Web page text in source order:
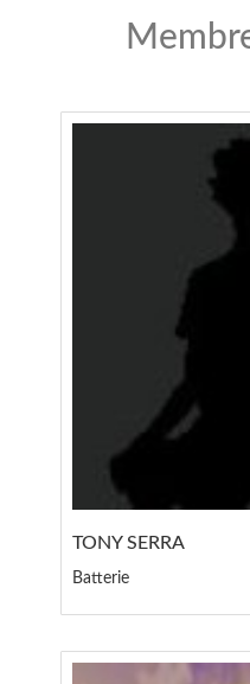
TONY SERRA
Batterie